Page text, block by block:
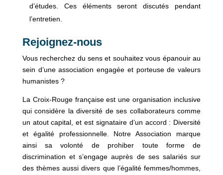
d’études. Ces éléments seront discutés pendant
l’entretien.
Rejoignez-nous
Vous recherchez du sens et souhaitez vous épanouir au
sein d’une association engagée et porteuse de valeurs
humanistes ?
La Croix-Rouge française est une organisation inclusive
qui considère la diversité de ses collaborateurs comme
un atout capital, et est signataire d’un accord : Diversité
et égalité professionnelle. Notre Association marque
ainsi sa volonté de prohiber toute forme de
discrimination et s’engage auprès de ses salariés sur
des thèmes aussi divers que l’égalité femmes/hommes,